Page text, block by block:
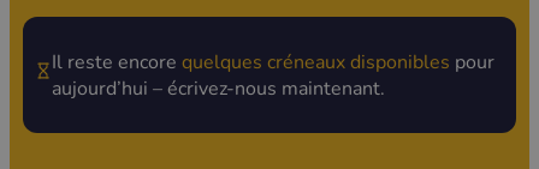
Il reste encorequelques créneaux disponibles pour
aujourd’hui – écrivez-nous maintenant.